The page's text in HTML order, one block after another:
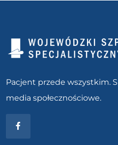
Pacjent przede wszystkim.
media społecznościowe.